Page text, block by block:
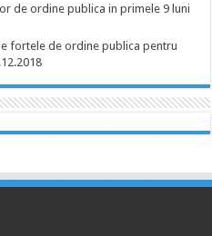
de ordine publica in primele 9 luni
fortele de ordine publica pentru